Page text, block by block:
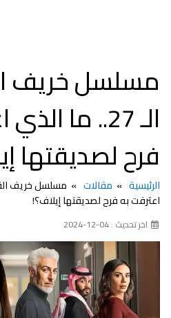
مسلسل خريف
الـ 27.. ما
فرح لصديقتها
الرئيسية مقالات
اعترفت به فرح لصديقتها إيلاف؟!
اخر تحديث : 04-12-2024